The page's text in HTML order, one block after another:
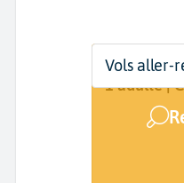
Départ
Vatry (XCR)
Dates
Dates de
Voyageurs |
1 adulte |
Vols aller-